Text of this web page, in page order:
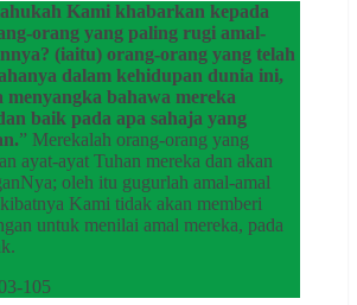
Kami khabarkan kepada
orang yang paling rugi amal-
(iaitu) orang-orang yang telah
dalam kehidupan dunia ini,
menyangka bahawa mereka
baik pada apa sahaja yang
” Merekalah orang-orang yang
ayat-ayat Tuhan mereka dan akan
oleh itu gugurlah amal-amal
Kami tidak akan memberi
untuk menilai amal mereka, pada
105